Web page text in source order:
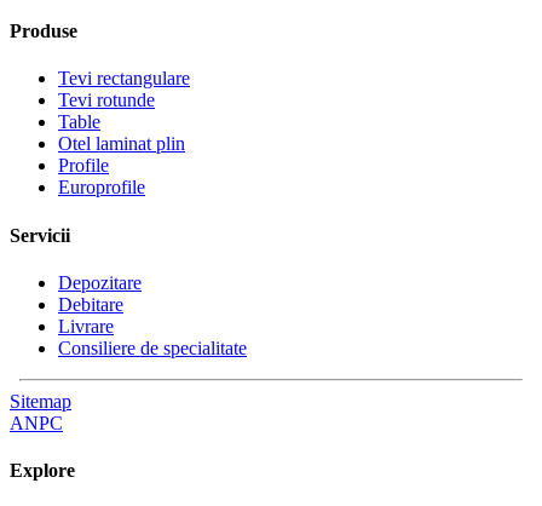
Produse
Tevi rectangulare
Tevi rotunde
Table
Otel laminat plin
Profile
Europrofile
Servicii
Depozitare
Debitare
Livrare
Consiliere de specialitate
Sitemap
ANPC
Explore